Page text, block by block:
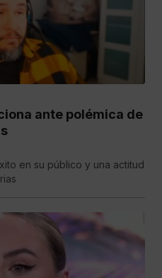
ante polémica de
en su público y una actitud